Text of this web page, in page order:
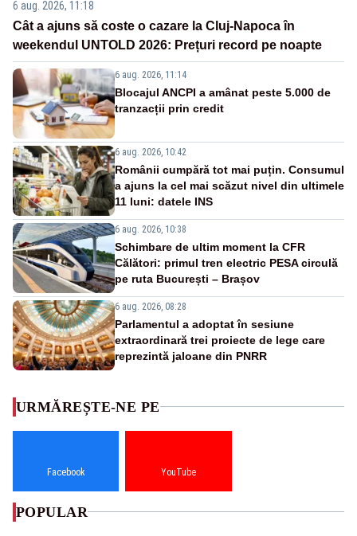
6 aug. 2026, 11:18
Cât a ajuns să coste o cazare la Cluj-Napoca în
weekendul UNTOLD 2026: Prețuri record pe noapte
6 aug. 2026, 11:14
Blocajul ANCPI a amânat peste 5.000 de
tranzacții prin credit
6 aug. 2026, 10:42
Românii cumpără tot mai puțin. Consumul
a ajuns la cel mai scăzut nivel din ultimele
11 luni: datele INS
6 aug. 2026, 10:38
Schimbare de ultim moment la CFR
Călători: primul tren electric PESA circulă
pe ruta București – Brașov
6 aug. 2026, 08:28
Parlamentul a adoptat în sesiune
extraordinară trei proiecte de lege care
reprezintă jaloane din PNRR
URMĂREȘTE-NE PE
Facebook YouTube
POPULAR